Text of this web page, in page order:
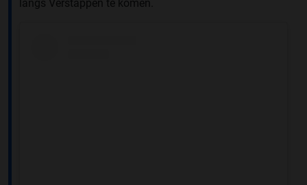
langs Verstappen te komen.